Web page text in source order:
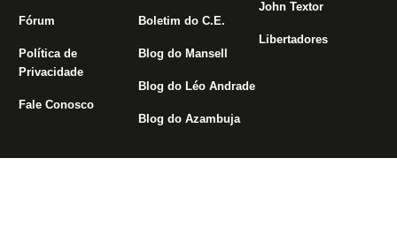
Fórum
Política de
Privacidade
Fale Conosco
Boletim do C.E.
Blog do Mansell
Blog do Léo Andrade
Blog do Azambuja
John Textor
Libertadores